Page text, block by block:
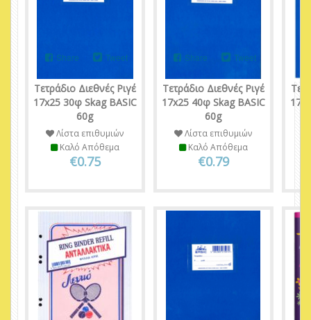
Τετράδιο Διεθνές Ριγέ
17x25 30φ Skag BASIC
60g
Share Tweet
Λίστα επιθυμιών
Καλό Απόθεμα
€0.75
Τετράδιο Διεθνές Ριγέ
17x25 40φ Skag BASIC
60g
Share Tweet
Λίστα επιθυμιών
Καλό Απόθεμα
€0.79